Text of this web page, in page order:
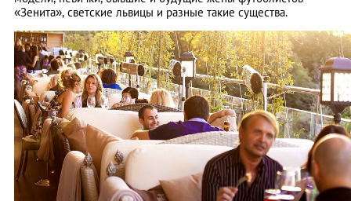
«Зенита», светские львицы и разные такие существа.